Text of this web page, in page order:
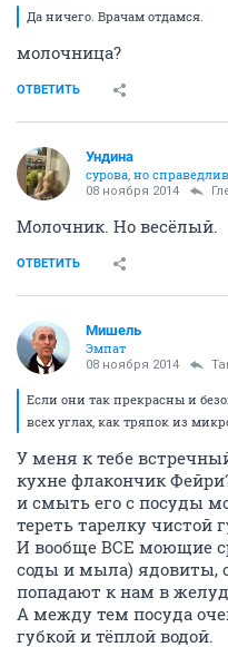
Да ничего. Врачам отдамся.
молочница?
ОТВЕТИТЬ
Ундинa
сурова, но
08 ноября 2014
Молочник. Но весёлый.
ОТВЕТИТЬ
Мишель
Эмпат
08 ноября 2014
Если они так прекрасны и
всех углах, как тряпок из
У меня к тебе
кухне флакончик
и смыть его с посуды
тереть тарелку чистой
И вообще ВСЕ моющие
соды и мыла) ядовиты,
попадают к нам в
А между тем посуда
губкой и тёплой водой.